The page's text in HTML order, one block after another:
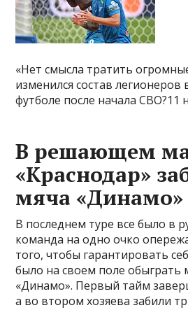
«Нет смысла тратить
изменился состав легионеров
футболе после начала СВО?11
В решающем
«Краснодар»
мяча «Динамо»
В последнем туре все было в
команда на одно очко
того, чтобы гарантировать
было на своем поле обыграть
«Динамо». Первый тайм
а во втором хозяева забили